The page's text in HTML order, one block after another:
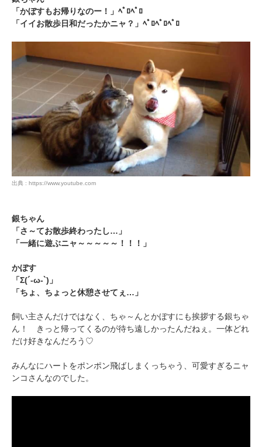
「かぼすもお帰りなのー！」ﾍﾟﾛﾍﾟﾛ
「イイお散歩日和だったかニャ？」ﾍﾟﾛﾍﾟﾛﾍﾟﾛ
出典 : https://www.youtube.com
銀ちゃん
「さ～てお散歩終わったし…」
「一緒に遊ぶニャ～～～～～！！！」
かぼす
「Σ(´-ω-`)」
「ちょ、ちょっと休憩させてぇ…」
飼い主さんだけではなく、ちゃ～んとかぼすにも挨拶する銀ちゃ
ん！ きっと帰ってくるのが待ち遠しかったんだねぇ。一体どれ
だけ好きなんだろう♡
みんなにハートをポンポン飛ばしまくっちゃう、可愛すぎるニャ
ンコさんなのでした。
閉じる
pecodogs
いぬ部をフォロー
pecocats
ねこ部をフォロー
PECOアプリをダウンロード済みの方
アプリで開く